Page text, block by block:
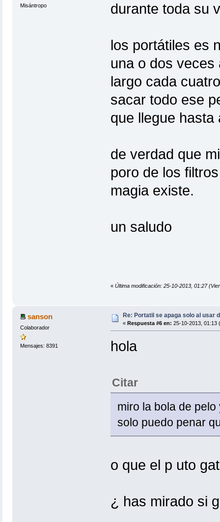
Misántropo
durante toda su
los portátiles es
una o dos veces
largo cada
sacar todo ese
que llegue hasta
de verdad que
poro de los
magia existe.
un saludo
« Última modificación: 25-10-2013, 01:27
sanson
Colaborador
Mensajes: 8391
Re: Portatil se apaga solo al usar
« Respuesta #6 en: 25-10-2013, 01:13
hola
Citar
miro la bola de
solo puedo penar
o que el p uto
¿ has mirado si